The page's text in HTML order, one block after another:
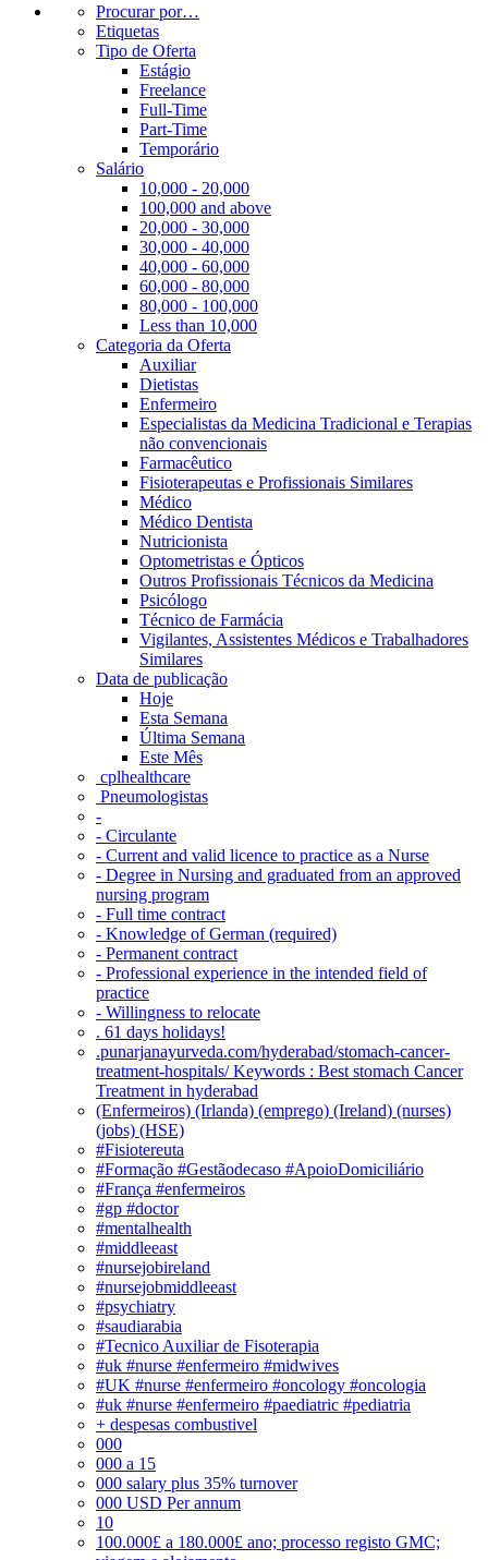
Procurar por…
Etiquetas
Tipo de Oferta
Estágio
Freelance
Full-Time
Part-Time
Temporário
Salário
10,000 - 20,000
100,000 and above
20,000 - 30,000
30,000 - 40,000
40,000 - 60,000
60,000 - 80,000
80,000 - 100,000
Less than 10,000
Categoria da Oferta
Auxiliar
Dietistas
Enfermeiro
Especialistas da Medicina Tradicional e Terapias
não convencionais
Farmacêutico
Fisioterapeutas e Profissionais Similares
Médico
Médico Dentista
Nutricionista
Optometristas e Ópticos
Outros Profissionais Técnicos da Medicina
Psicólogo
Técnico de Farmácia
Vigilantes, Assistentes Médicos e Trabalhadores
Similares
Data de publicação
Hoje
Esta Semana
Última Semana
Este Mês
‎ cplhealthcare‬
Pneumologistas
-
- Circulante
- Current and valid licence to practice as a Nurse
- Degree in Nursing and graduated from an approved
nursing program
- Full time contract
- Knowledge of German (required)
- Permanent contract
- Professional experience in the intended field of
practice
- Willingness to relocate
. 61 days holidays!
.punarjanayurveda.com/hyderabad/stomach-cancer-
treatment-hospitals/ Keywords : Best stomach Cancer
Treatment in hyderabad
(Enfermeiros) (Irlanda) (emprego) (Ireland) (nurses)
(jobs) (HSE)
#Fisiotereuta
#Formação #Gestãodecaso #ApoioDomiciliário
#França #enfermeiros
#gp #doctor
#mentalhealth
#middleeast
#nursejobireland
#nursejobmiddleeast
#psychiatry
#saudiarabia
#Tecnico Auxiliar de Fisoterapia
#uk #nurse #enfermeiro #midwives
#UK #nurse #enfermeiro #oncology #oncologia
#uk #nurse #enfermeiro #paediatric #pediatria
+ despesas combustivel
000
000 a 15
000 salary plus 35% turnover
000 USD Per annum
10
100.000£ a 180.000£ ano; processo registo GMC;